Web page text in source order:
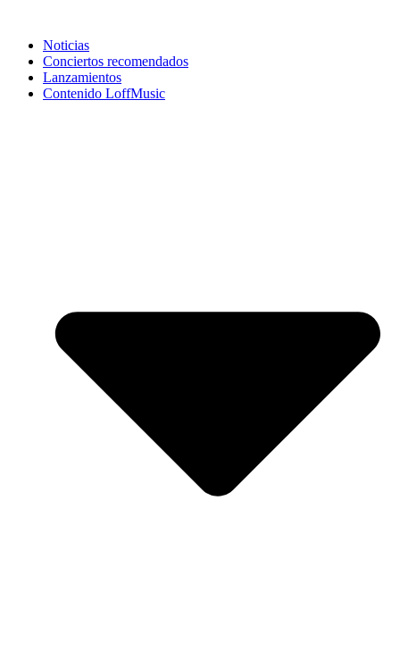
Noticias
Conciertos recomendados
Lanzamientos
Contenido LoffMusic